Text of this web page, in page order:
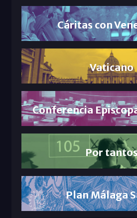
Cáritas con
Vaticano
Conferencia
Por
Plan Málaga